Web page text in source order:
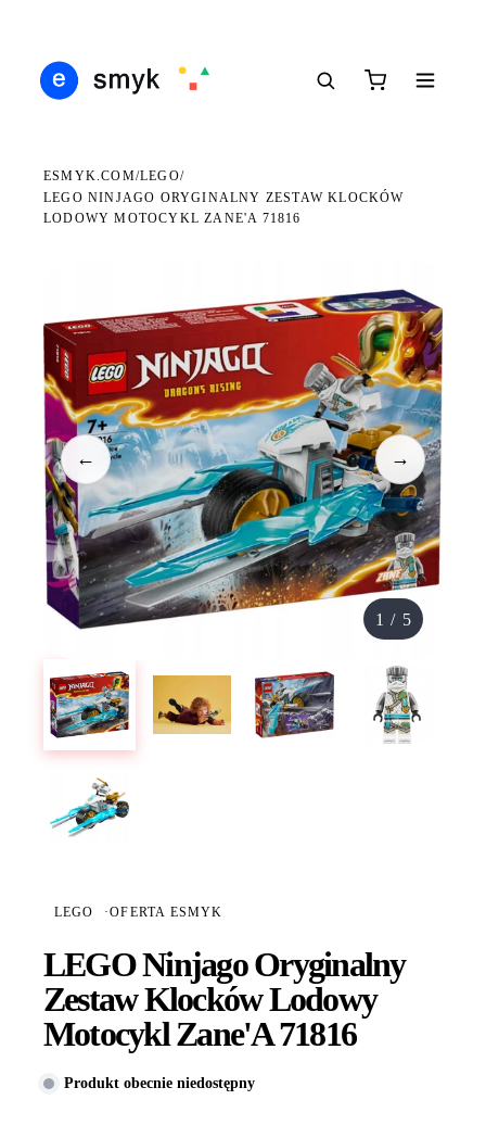
ESMYK.COM/LEGO/
LEGO NINJAGO ORYGINALNY ZESTAW KLOCKÓW
LODOWY MOTOCYKL ZANE'A 71816
← →
1 / 5
LEGO ·OFERTA ESMYK
LEGO Ninjago Oryginalny
Zestaw Klocków Lodowy
Motocykl Zane'A 71816
Produkt obecnie niedostępny